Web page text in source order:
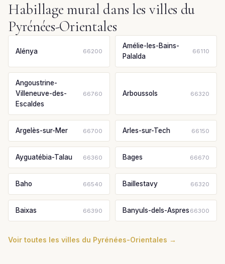
Habillage mural dans les villes du
Pyrénées-Orientales
Alénya 66200
Amélie-les-Bains-
Palalda
66110
Angoustrine-
Villeneuve-des-
Escaldes
66760 Arboussols 66320
Argelès-sur-Mer 66700 Arles-sur-Tech 66150
Ayguatébia-Talau 66360 Bages 66670
Baho 66540 Baillestavy 66320
Baixas 66390 Banyuls-dels-Aspres 66300
Voir toutes les villes du Pyrénées-Orientales →